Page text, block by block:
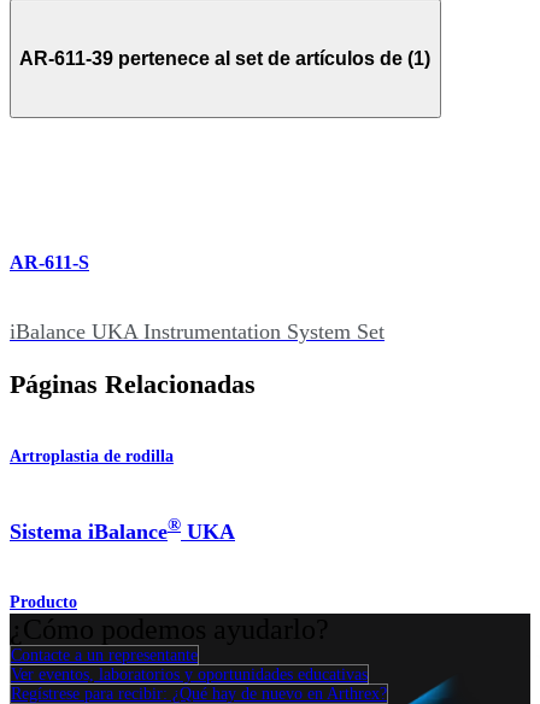
AR-611-39 pertenece al set de artículos de (1)
AR-611-S
iBalance UKA Instrumentation System Set
Páginas Relacionadas
Artroplastia de rodilla
Sistema iBalance® UKA
Producto
Contacte a un representante
Ver eventos, laboratorios y oportunidades educativas
Regístrese para recibir: ¿Qué hay de nuevo en Arthrex?